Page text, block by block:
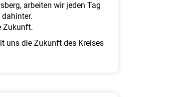
arbeiten wir jeden Tag
Zukunft.
uns die Zukunft des Kreises